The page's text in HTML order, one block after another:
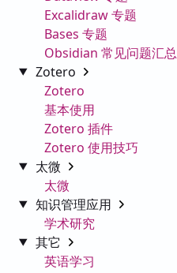
Excalidraw 专题
Bases 专题
Obsidian 常见问题汇总
Zotero
Zotero
基本使用
Zotero 插件
Zotero 使用技巧
太微
太微
知识管理应用
学术研究
其它
英语学习